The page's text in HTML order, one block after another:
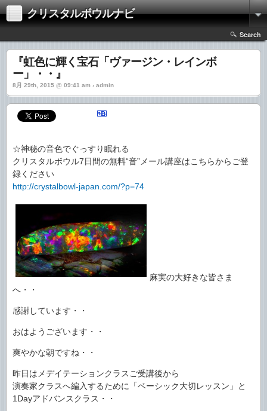
クリスタルボウルナビ
Search
『虹色に輝く宝石「ヴァージン・レインボ
ー」・・』
8月 29th, 2015 @ 09:41 am › admin
☆神秘の音色でぐっすり眠れる
クリスタルボウル7日間の無料“音”メール講座はこちらからご登
録ください
http://crystalbowl-japan.com/?p=74
麻実の大好きな皆さま
へ・・
感謝しています・・
おはようございます・・
爽やかな朝ですね・・
昨日はメデイテーションクラスご受講後から
演奏家クラスへ編入するために「ベーシック大切レッスン」と
1Dayアドバンスクラス・・